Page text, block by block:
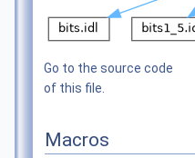
Go to the source code
of this file.
Macros